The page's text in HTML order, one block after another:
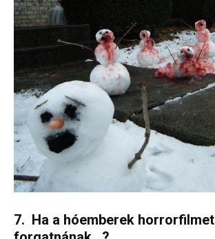
7. Ha a hóemberek horrorfilmet